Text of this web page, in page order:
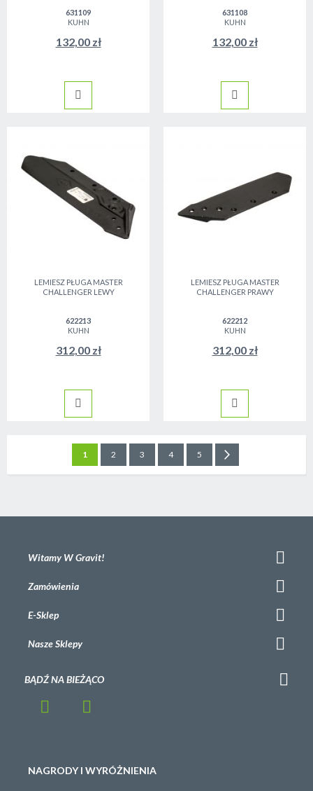
631109
KUHN
132,00 zł
631108
KUHN
132,00 zł
LEMIESZ PŁUGA MASTER
CHALLENGER LEWY
622213
KUHN
312,00 zł
LEMIESZ PŁUGA MASTER
CHALLENGER PRAWY
622212
KUHN
312,00 zł
Strona
Aktualnie czytasz stronę
1 Strona
2 Strona
3 Strona
4 Strona
5
Witamy W Gravit!
Zamówienia
E-Sklep
Nasze Sklepy
BĄDŹ NA BIEŻĄCO
NAGRODY I WYRÓŻNIENIA